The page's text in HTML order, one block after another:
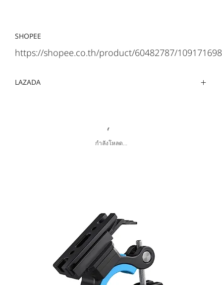
SHOPEE
https://shopee.co.th/product/60482787/
LAZADA
กำลังโหลด...